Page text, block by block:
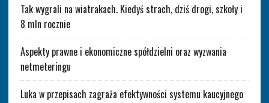
Tak wygrali na wiatrakach. Kiedyś strach, dziś drogi, szkoły i
8 mln rocznie
Aspekty prawne i ekonomiczne spółdzielni oraz wyzwania
netmeteringu
Luka w przepisach zagraża efektywności systemu kaucyjnego